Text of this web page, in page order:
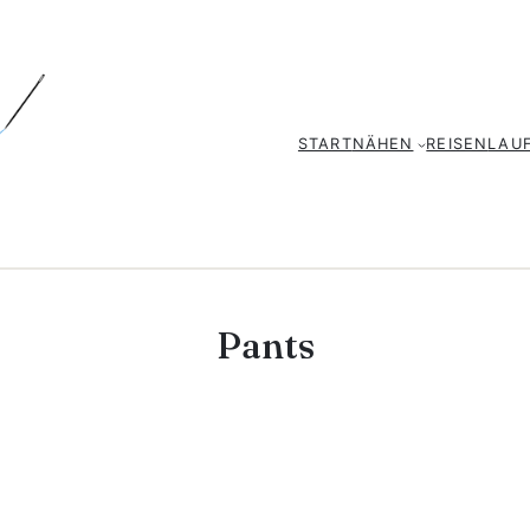
STARTNÄHEN REISEN
Pants